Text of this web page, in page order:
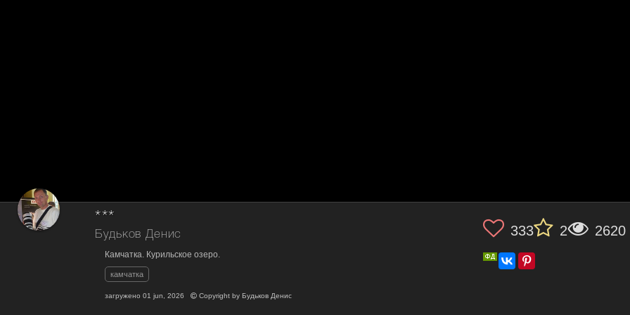
***
Будьков Денис
Камчатка. Курильское озеро.
камчатка
загружено01 jun, 2026 Copyright byБудьков Денис
333 2 2620